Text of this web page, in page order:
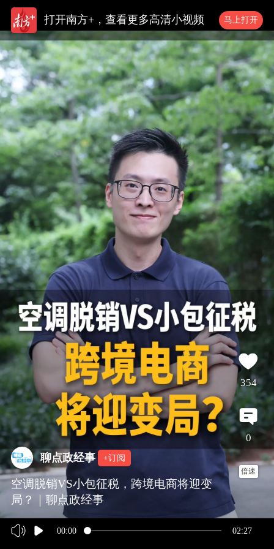
打开南方+，查看更多高清小视频 马上打开
聊点政经事 +订阅
空调脱销VS小包征税，跨境电商将迎变
局？｜聊点政经事
00:00 02:27
354
0
倍速